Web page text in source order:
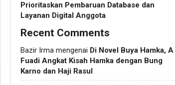
Prioritaskan Pembaruan Database dan
Layanan Digital Anggota
Recent Comments
Bazir Irma mengenai Di Novel Buya Hamka, A
Fuadi Angkat Kisah Hamka dengan Bung
Karno dan Haji Rasul